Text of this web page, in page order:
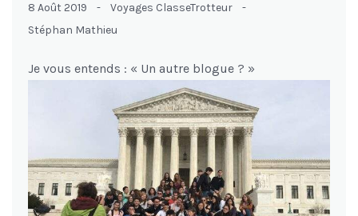
8 Août 2019 - Voyages ClasseTrotteur -
Stéphan Mathieu
Je vous entends : « Un autre blogue ? »